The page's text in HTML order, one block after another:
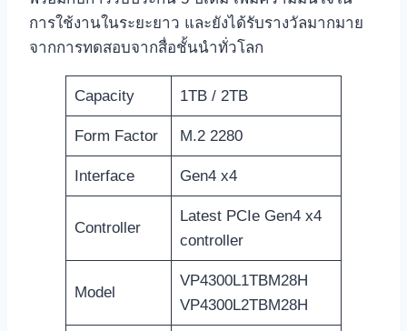
การใช้งานในระยะยาว และยังได้รับรางวัลมากมาย
จากการทดสอบจากสื่อชั้นนำทั่วโลก
Capacity 1TB / 2TB
Form Factor M.2 2280
Interface Gen4 x4
Controller
Latest PCIe Gen4 x4
controller
Model
VP4300L1TBM28H
VP4300L2TBM28H